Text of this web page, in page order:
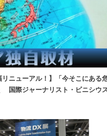
リニューアル！】「今そこにある
国際ジャーナリスト・ビニシウ